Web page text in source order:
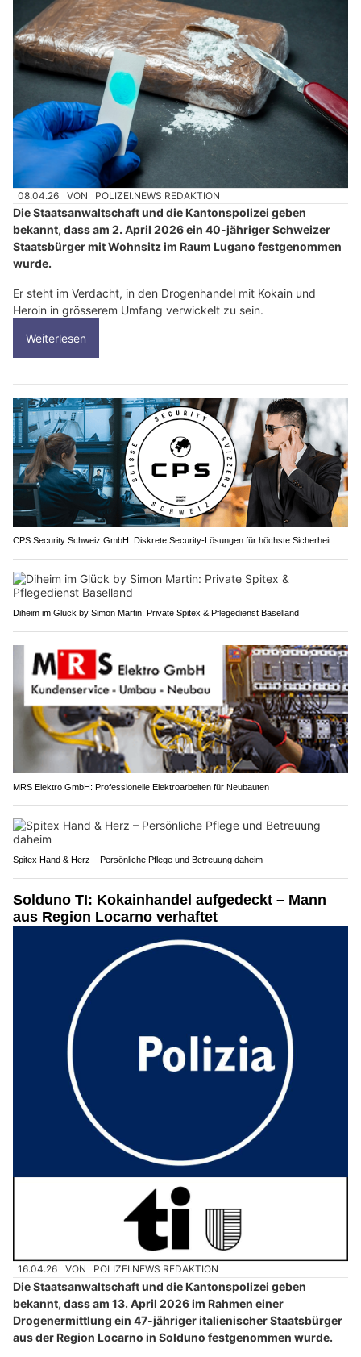
08.04.26 VON POLIZEI.NEWS REDAKTION
Die Staatsanwaltschaft und die Kantonspolizei geben
bekannt, dass am 2. April 2026 ein 40-jähriger Schweizer
Staatsbürger mit Wohnsitz im Raum Lugano festgenommen
wurde.
Er steht im Verdacht, in den Drogenhandel mit Kokain und
Heroin in grösserem Umfang verwickelt zu sein.
Weiterlesen
CPS Security Schweiz GmbH: Diskrete Security-Lösungen für höchste Sicherheit
Diheim im Glück by Simon Martin: Private Spitex & Pflegedienst Baselland
MRS Elektro GmbH: Professionelle Elektroarbeiten für Neubauten
Spitex Hand & Herz – Persönliche Pflege und Betreuung daheim
Solduno TI: Kokainhandel aufgedeckt – Mann
aus Region Locarno verhaftet
16.04.26 VON POLIZEI.NEWS REDAKTION
Die Staatsanwaltschaft und die Kantonspolizei geben
bekannt, dass am 13. April 2026 im Rahmen einer
Drogenermittlung ein 47-jähriger italienischer Staatsbürger
aus der Region Locarno in Solduno festgenommen wurde.